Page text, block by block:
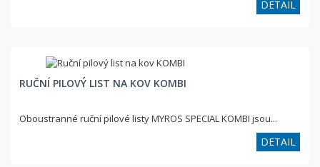
DETAIL
RUČNÍ PILOVÝ LIST NA KOV KOMBI
Oboustranné ruční pilové listy MYROS SPECIAL KOMBI jsou...
DETAIL